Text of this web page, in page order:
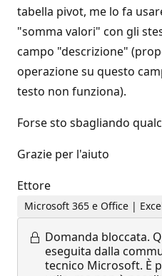
tabella pivot, me lo fa
"somma valori" con gli
campo "descrizione"
operazione su questo
testo non funziona).
Forse sto sbagliando
Grazie per l'aiuto
Ettore
Microsoft 365 e Office |
Domanda bloccata.
eseguita dalla
tecnico Microsoft. È